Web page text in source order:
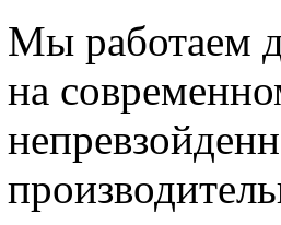
Мы работаем
на